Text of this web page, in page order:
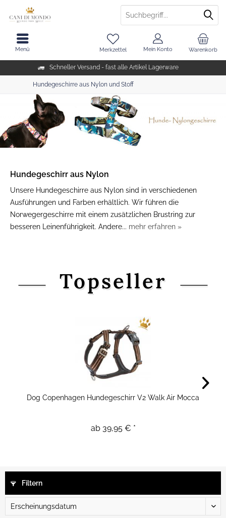
Schneller Versand - fast alle Artikel Lagerware
Warenkorb
Merkzettel Mein Konto
Menü
Hundegeschirre aus Nylon und Stoff
Hundegeschirr aus Nylon
Unsere Hundegeschirre aus Nylon sind in verschiedenen
Ausführungen und Farben erhältlich. Wir führen die
Norwegergeschirre mit einem zusätzlichen Brustring zur
besseren Leinenführigkeit. Andere... mehr erfahren »
Topseller
Dog Copenhagen Hundegeschirr V2 Walk Air Mocca
ab 39,95 € *
Filtern